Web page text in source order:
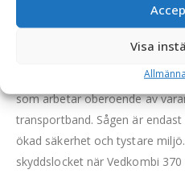
Visa
behöva lämna vedmaskinen.
smidigt ut- och in med hjälp av
2,1 m i höjden hopfälld.
Vedmaskinen är utrustad med
som arbetar oberoende av
transportband. Sågen är
ökad säkerhet och tystare
skyddslocket när Vedkombi 370